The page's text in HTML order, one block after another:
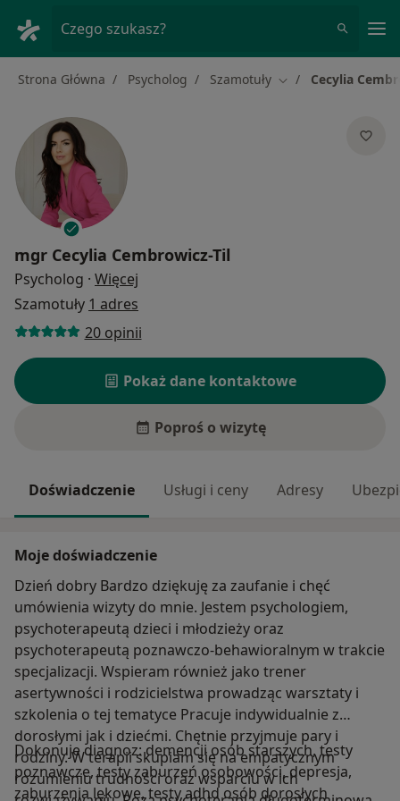
Czego szukasz?
Strona Główna Psycholog Szamotuły Zmień miasto
Cecylia
mgr Cecylia Cembrowicz-Til
Psycholog · Więcej
Szamotuły 1 adres
20 opinii
Pokaż dane kontaktowe
Poproś o wizytę
Doświadczenie Usługi i ceny Adresy
Moje doświadczenie
Dzień dobry Bardzo dziękuję za zaufanie i chęć
umówienia wizyty do mnie. Jestem psychologiem,
psychoterapeutą dzieci i młodzieży oraz
psychoterapeutą poznawczo-behawioralnym w trakcie
specjalizacji. Wspieram również jako trener
asertywności i rodzicielstwa prowadząc warsztaty i
szkolenia o tej tematyce Pracuje indywidualnie z
dorosłymi jak i dziećmi. Chętnie przyjmuje pary i
rodziny. W terapii skupiam się na empatycznym
rozumieniu trudności oraz wsparciu w ich
Dokonuje diagnoz: demencji osób starszych, testy
poznawcze, testy zaburzeń osobowości, depresja,
zaburzenia lękowe, testy adhd osób dorosłych